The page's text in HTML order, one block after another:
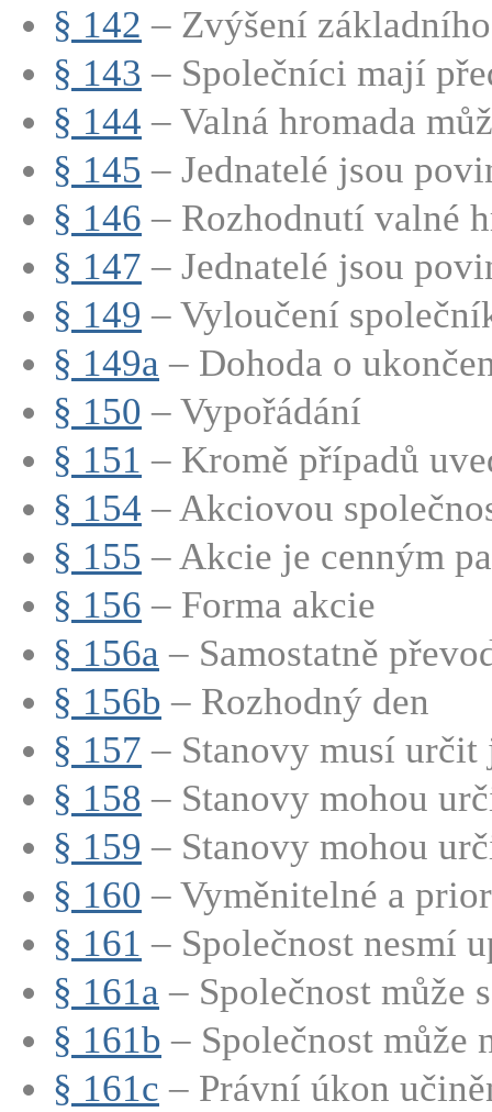
§ 142 – Zvýšení
§ 143 – Společníci mají
§ 144 – Valná hromada
§ 145 – Jednatelé jsou
§ 146 – Rozhodnutí valné
§ 147 – Jednatelé jsou
§ 149 – Vyloučení
§ 149a – Dohoda o
§ 150 – Vypořádání
§ 151 – Kromě případů
§ 154 – Akciovou
§ 155 – Akcie je cenným
§ 156 – Forma akcie
§ 156a – Samostatně
§ 156b – Rozhodný den
§ 157 – Stanovy musí určit
§ 158 – Stanovy mohou
§ 159 – Stanovy mohou
§ 160 – Vyměnitelné a
§ 161 – Společnost nesmí
§ 161a – Společnost může
§ 161b – Společnost může
§ 161c – Právní úkon